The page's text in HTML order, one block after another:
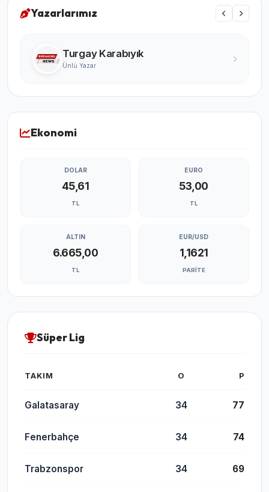
Yazarlarımız
Turgay Karabıyık
Ünlü Yazar
Ekonomi
DOLAR
45,61
TL
EURO
53,00
TL
ALTIN
6.665,00
TL
EUR/USD
1,1621
PARITE
Süper Lig
TAKIM O P
Galatasaray 34 77
Fenerbahçe 34 74
Trabzonspor 34 69